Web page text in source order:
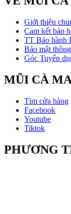
Giới thiệu
Cam kết bán
TT Bảo hành
Bảo mật
Góc Tuyển
MŨI CÀ
Tìm cửa hàng
Facebook
Youtube
Tiktok
PHƯƠNG